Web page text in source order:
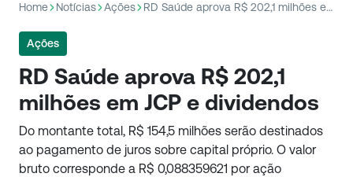
Home Notícias Ações RD Saúde aprova R$ 202,1 milhões em JCP e dividendos
Ações
RD Saúde aprova R$ 202,1
milhões em JCP e dividendos
Do montante total, R$ 154,5 milhões serão destinados
ao pagamento de juros sobre capital próprio. O valor
bruto corresponde a R$ 0,088359621 por ação